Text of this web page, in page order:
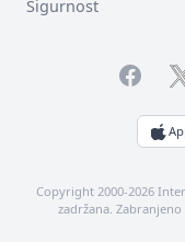
Sigurnost
Copyright 2000-2026
zadržana.